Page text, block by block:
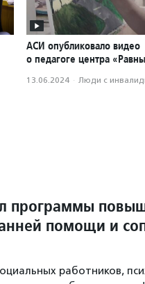
АСИ опубликовало видео
о педагоге центра
13.06.2024 · Люди с
программы
помощи и
работников,